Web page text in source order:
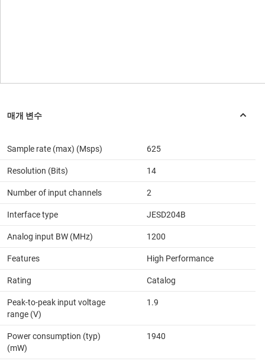
Sample rate (max) (Msps) 625
Resolution (Bits) 14
Number of input channels 2
Interface type JESD204B
Analog input BW (MHz) 1200
Features High Performance
Rating Catalog
Peak-to-peak input voltage
range (V)
1.9
Power consumption (typ)
(mW)
1940